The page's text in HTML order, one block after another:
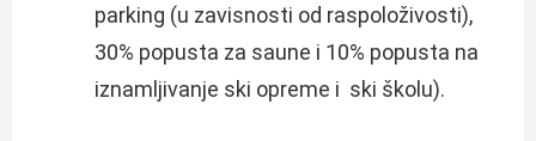
parking (u zavisnosti od raspoloživosti),
30% popusta za saune i 10% popusta na
iznamljivanje ski opreme i ski školu).